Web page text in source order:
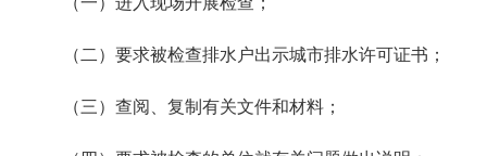
（二）要求被检查排水户出示城市排水许可证书；
（三）查阅、复制有关文件和材料；